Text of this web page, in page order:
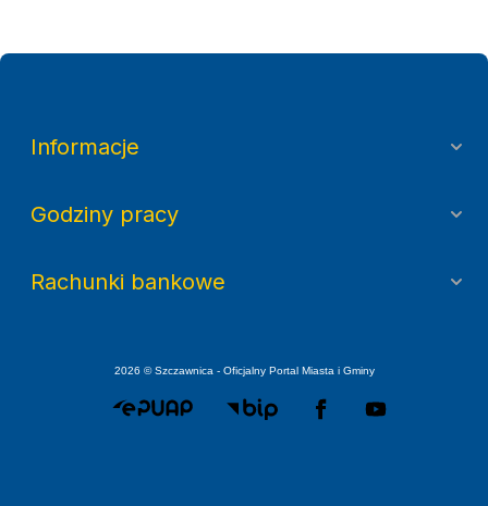
Informacje
Godziny pracy
Rachunki bankowe
2026 © Szczawnica - Oficjalny Portal Miasta i Gminy